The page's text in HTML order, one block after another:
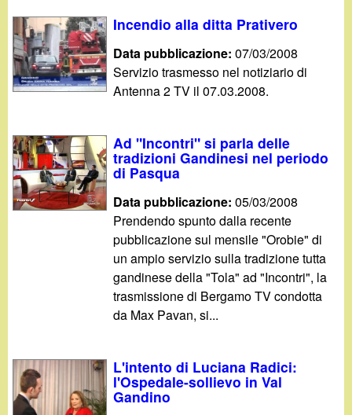
Incendio alla ditta Prativero
Data pubblicazione:07/03/2008
Servizio trasmesso nel notiziario di
Antenna 2 TV il 07.03.2008.
Ad "Incontri" si parla delle
tradizioni Gandinesi nel periodo
di Pasqua
Data pubblicazione:05/03/2008
Prendendo spunto dalla recente
pubblicazione sul mensile "Orobie" di
un ampio servizio sulla tradizione tutta
gandinese della "Tola" ad "Incontri", la
trasmissione di Bergamo TV condotta
da Max Pavan, si...
L'intento di Luciana Radici:
l'Ospedale-sollievo in Val
Gandino